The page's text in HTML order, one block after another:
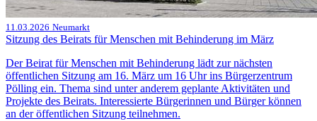
11.03.2026 Neumarkt
Sitzung des Beirats für Menschen mit Behinderung im März
Der Beirat für Menschen mit Behinderung lädt zur nächsten
öffentlichen Sitzung am 16. März um 16 Uhr ins Bürgerzentrum
Pölling ein. Thema sind unter anderem geplante Aktivitäten und
Projekte des Beirats. Interessierte Bürgerinnen und Bürger können
an der öffentlichen Sitzung teilnehmen.